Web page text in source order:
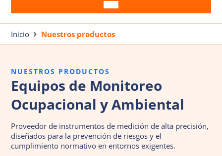
Alcoholímetros
Anemómetros
Detectores de gases
Luxómetros
Medidores de estrés térmico
Dosímetros de ruido
Equipos Ambientales
Barrenos
Correntómetros
Tren de muestreo isocinético TM100D7G
Estación Meteorológica
Pluviómetro
Inicio Nuestros productos
NUESTROS PRODUCTOS
Equipos de Monitoreo
Ocupacional y Ambiental
Proveedor de instrumentos de medición de alta precisión,
diseñados para la prevención de riesgos y el
cumplimiento normativo en entornos exigentes.